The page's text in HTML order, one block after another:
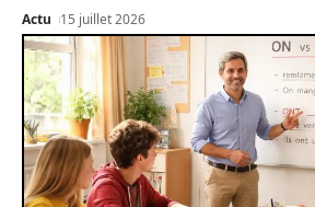
Actu 15 juillet 2026